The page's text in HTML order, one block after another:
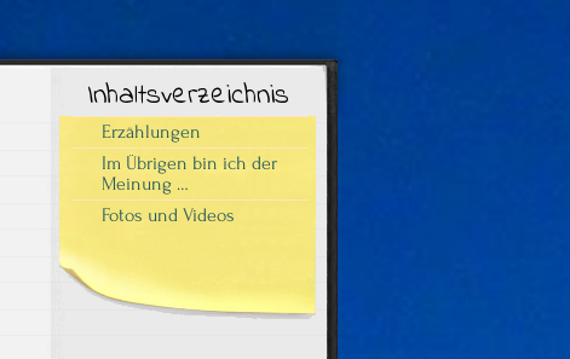
Inhaltsverzeichnis
Erzählungen
Im Übrigen bin ich der
Meinung …
Fotos und Videos